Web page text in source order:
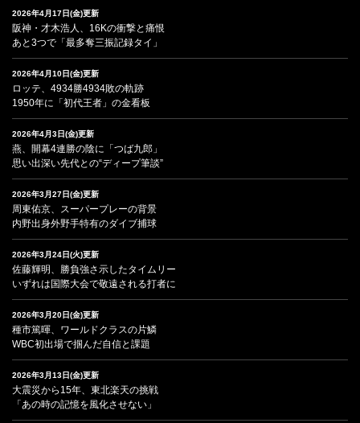
2026年4月17日(金)更新
阪神・才木浩人、16Kの衝撃と痛恨
あと3つで「最多奪三振記録タイ」
2026年4月10日(金)更新
ロッテ、4934勝4934敗の軌跡
1950年に「初代王者」の金看板
2026年4月3日(金)更新
燕、開幕4連勝の陰に「つば九郎」
思い出深い先代との“ディープ筆談”
2026年3月27日(金)更新
周東佑京、スーパープレーの背景
内野出身外野手特有のダイブ捕球
2026年3月24日(火)更新
佐藤輝明、勝負強さ示したタイムリー
いずれは国際大会で敬遠される打者に
2026年3月20日(金)更新
種市篤暉、ワールドクラスの片鱗
WBC初出場で掴んだ自信と課題
2026年3月13日(金)更新
大震災から15年、東北楽天の挑戦
「あの時の記憶を風化させない」